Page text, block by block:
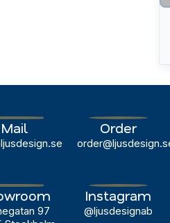
Mail Order
97
Instagram
@ljusdesignab